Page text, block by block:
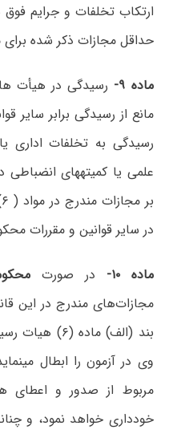
ارتکاب تخلفات و جرایم
حداقل مجازات ذکر شده
ماده ۹-
رسیدگی در هیأت
مانع از رسیدگی برابر سایر
رسیدگی به تخلفات اداری
علمی یا کمیتههای
در سایر قوانین و مقررات
ماده ۱۰- در صورت
مجازات‌های مندرج در این
بند (الف) ماده
وی در آزمون را ابطال
مربوط از صدور و اعطای
خودداری خواهد نمود، و